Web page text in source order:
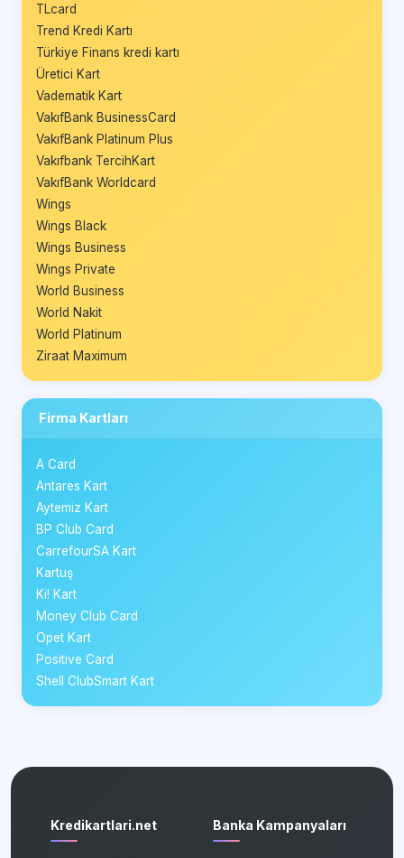
TLcard
Trend Kredi Kartı
Türkiye Finans kredi kartı
Üretici Kart
Vadematik Kart
VakıfBank BusinessCard
VakıfBank Platinum Plus
Vakıfbank TercihKart
VakıfBank Worldcard
Wings
Wings Black
Wings Business
Wings Private
World Business
World Nakit
World Platinum
Ziraat Maximum
Firma Kartları
A Card
Antares Kart
Aytemiz Kart
BP Club Card
CarrefourSA Kart
Kartuş
Ki! Kart
Money Club Card
Opet Kart
Positive Card
Shell ClubSmart Kart
Kredikartlari.net Banka Kampanyaları